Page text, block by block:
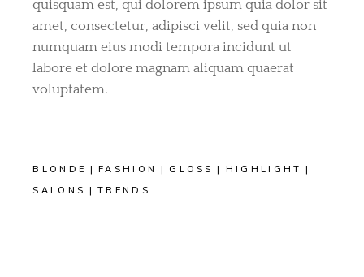
quisquam est, qui dolorem ipsum quia dolor sit
amet, consectetur, adipisci velit, sed quia non
numquam eius modi tempora incidunt ut
labore et dolore magnam aliquam quaerat
voluptatem.
BLONDE FASHION GLOSS
HIGHLIGHT
SALONS
TRENDS